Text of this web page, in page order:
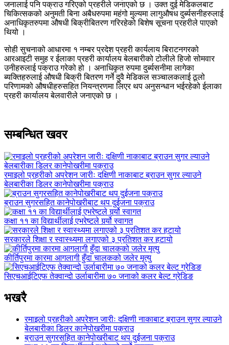
जनालाई पनि पक्राउ गरिएको प्रहरीले जनाएको छ । उक्त दुई मेडिकलबाट
चिकित्सकको अनुमती बिना अबैधरुपमा महंगो मुल्यमा लागुऔषध दुर्ब्यसनीहरुलाई
अनाधिकृतरुपमा औषधी बिक्रीबितरण गरिरहेको बिशेष सूचना प्रहरीले पाएको
थियो ।
सोही सुचनाको आधारमा १ नम्बर प्रदेश प्रहरी कार्यलाय बिराटनगरको
आरआइटी समुह र ईलाका प्रहरी कार्यालय बेलबारीको टोलीले हिजो सोमवार
उनीहरुलाई पक्राउ गरेको हो । अनाधिकृत रुपमा दुर्ब्यसनीमा लागेका
ब्यक्तिहरुलाई औषधी बिक्री बितरण गर्ने दुवै मेडिकल सञ्चालकलाई ठूलो
परिणामको औषधीहरुसहित नियन्त्रणमा लिएर थप अनुसन्धान भईरहेको ईलाका
प्रहरी कार्यालय बेलवारीले जनाएको छ ।
सम्बन्धित खवर
रमाइलो प्रहरीको अपरेशन जारीः दक्षिणी नाकाबाट ब्राउन सुगर ल्याउने
बेलबारीका डिलर कानेपोखरीमा पक्राउ
ब्राउन सुगरसहित कानेपोखरीबाट थप दुईजना पक्राउ
कक्षा ११ का विद्यार्थीलाई एभरेष्टले गर्र्यो स्वागत
सरकारले शिक्षा र स्वास्थ्यमा लगाएको ३ प्रतिशत कर हटायो
कीर्तिपुरमा कारमा आगलागी हुँदा चालकको जलेर मृत्यु
सिएचआईटिएफ तेक्वान्दो उर्लाबारीमा ७० जनाको कलर बेल्ट ग्रेडिङ
भखरै
रमाइलो प्रहरीको अपरेशन जारीः दक्षिणी नाकाबाट ब्राउन सुगर ल्याउने
बेलबारीका डिलर कानेपोखरीमा पक्राउ
ब्राउन सुगरसहित कानेपोखरीबाट थप दुईजना पक्राउ